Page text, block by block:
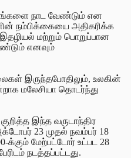
நாட வேண்டும் என
நம்பிக்கையை அதிகரிக்க
மற்றும் பொறுப்பான
எனவும்
இருந்தபோதிலும், உலகின்
மலேசியா தொடர்ந்து
இந்த வருடாந்திர
23 முதல் நவம்பர் 18
க்கும் மேற்பட்டோர் உட்பட 28
நடத்தப்பட்டது.